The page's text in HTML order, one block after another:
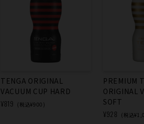
TENGA ORIGINAL
VACUUM CUP HARD
¥819 (税込¥900)
PREMIUM
ORIGINAL
SOFT
¥928 (税込